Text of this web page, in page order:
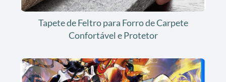
Tapete de Feltro para Forro de Carpete
Confortável e Protetor